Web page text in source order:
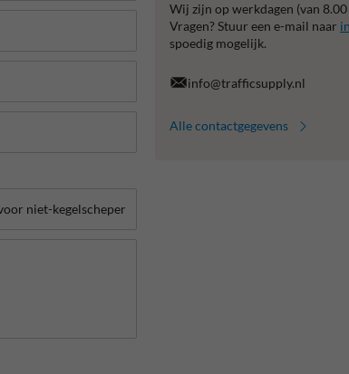
Wij zijn op werkdagen (van
Vragen? Stuur een e-mail naar
spoedig mogelijk.
info@trafficsupply.nl
Alle contactgegevens